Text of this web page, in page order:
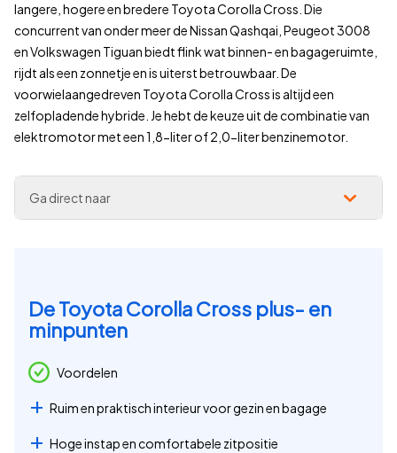
Ga direct naar
langere, hogere en bredere Toyota Corolla Cross. Die
concurrent van onder meer de Nissan Qashqai, Peugeot 3008
en Volkswagen Tiguan biedt flink wat binnen- en bagageruimte,
rijdt als een zonnetje en is uiterst betrouwbaar. De
voorwielaangedreven Toyota Corolla Cross is altijd een
zelfopladende hybride. Je hebt de keuze uit de combinatie van
elektromotor met een 1,8-liter of 2,0-liter benzinemotor.
De Toyota Corolla Cross plus- en
minpunten
Voordelen
Ruim en praktisch interieur voor gezin en bagage
Hoge instap en comfortabele zitpositie